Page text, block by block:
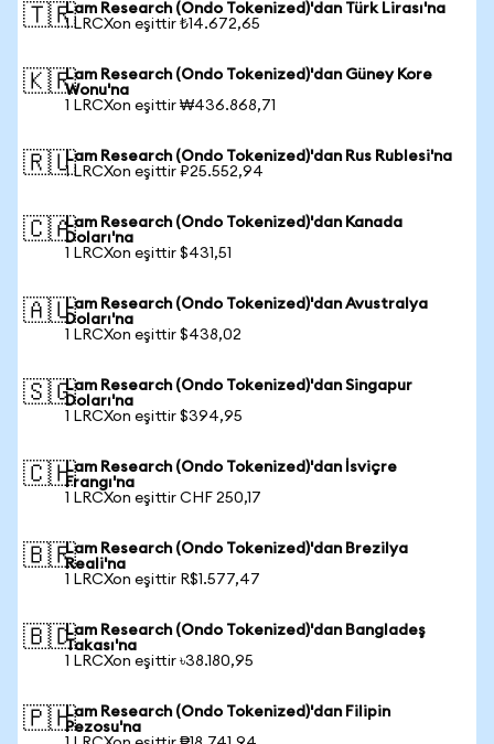
🇹🇷Lam Research (Ondo Tokenized)'dan Türk Lirası'na
1 LRCXon eşittir ₺14.672,65
🇰🇷Lam Research (Ondo Tokenized)'dan Güney Kore
Wonu'na
1 LRCXon eşittir ₩436.868,71
🇷🇺Lam Research (Ondo Tokenized)'dan Rus Rublesi'na
1 LRCXon eşittir ₽25.552,94
🇨🇦Lam Research (Ondo Tokenized)'dan Kanada
Doları'na
1 LRCXon eşittir $431,51
🇦🇺Lam Research (Ondo Tokenized)'dan Avustralya
Doları'na
1 LRCXon eşittir $438,02
🇸🇬Lam Research (Ondo Tokenized)'dan Singapur
Doları'na
1 LRCXon eşittir $394,95
🇨🇭Lam Research (Ondo Tokenized)'dan İsviçre
Frangı'na
1 LRCXon eşittir CHF 250,17
🇧🇷Lam Research (Ondo Tokenized)'dan Brezilya
Reali'na
1 LRCXon eşittir R$1.577,47
🇧🇩Lam Research (Ondo Tokenized)'dan Bangladeş
Takası'na
1 LRCXon eşittir ৳38.180,95
🇵🇭Lam Research (Ondo Tokenized)'dan Filipin
Pezosu'na